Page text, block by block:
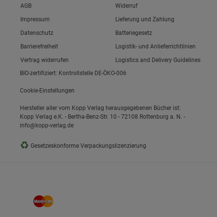
Link zum/zur
AGB
Link zum/zur
Impressum
Link zum/zur
Datenschutz
Link zum/zur
Barrierefreiheit
Vertrag widerrufen
Widerruf
Lieferung und Zahlung
Batteriegesetz
Logistik- und Anlieferrichtlinien
Logistics and Delivery Guidelines
BIO-zertifiziert: Kontrollstelle DE-ÖKO-006
Cookie-Einstellungen
Hersteller aller vom Kopp Verlag herausgegebenen Bücher ist:
Kopp Verlag e.K. - Bertha-Benz-Str. 10 - 72108 Rottenburg a. N. -
info@kopp-verlag.de
♻ Gesetzeskonforme Verpackungslizenzierung
Gruppe